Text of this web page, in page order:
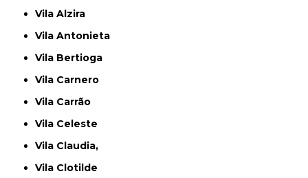
Vila Alzira
Vila Antonieta
Vila Bertioga
Vila Carnero
Vila Carrão
Vila Celeste
Vila Claudia,
Vila Clotilde